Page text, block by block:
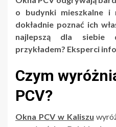
o budynki mieszkalne
dokładnie poznać ich
najlepszą dla siebie
przykładem? Eksperci
Czym
PCV?
Okna PCV w Kaliszu